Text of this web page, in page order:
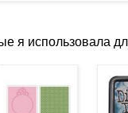
я использовала